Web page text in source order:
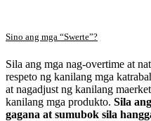
Sino ang mga “Swerte”?
Sila ang mga nag-overtime at
respeto ng kanilang mga
at nagadjust ng kanilang
kanilang mga produkto. Sila
gagana at sumubok sila